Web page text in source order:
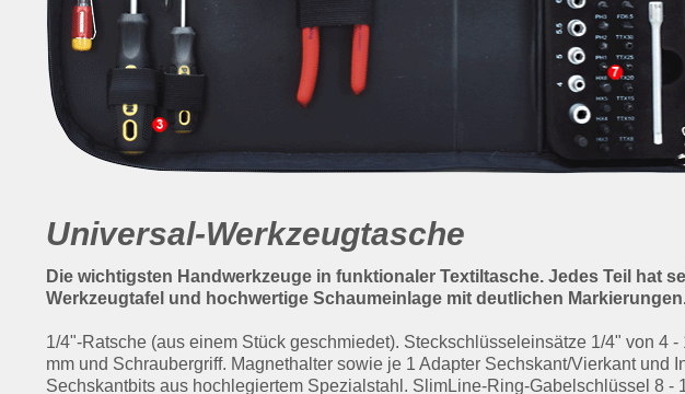
Universal-Werkzeugtasche
Die wichtigsten Handwerkzeuge in funktionaler Textiltasche. Jedes Teil hat
Werkzeugtafel und hochwertige Schaumeinlage mit deutlichen
1/4"-Ratsche (aus einem Stück geschmiedet). Steckschlüsseleinsätze 1/4" von 4
mm und Schraubergriff. Magnethalter sowie je 1 Adapter Sechskant/Vierkant und
Sechskantbits aus hochlegiertem Spezialstahl. SlimLine-Ring-Gabelschlüssel 8 -